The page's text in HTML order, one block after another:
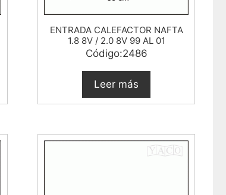
ENTRADA CALEFACTOR NAFTA
1.8 8V / 2.0 8V 99 AL 01
Código:2486
Leer más